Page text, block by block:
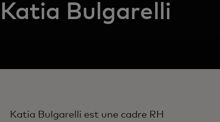
Katia Bulgarelli
Katia Bulgarelli est une cadre RH